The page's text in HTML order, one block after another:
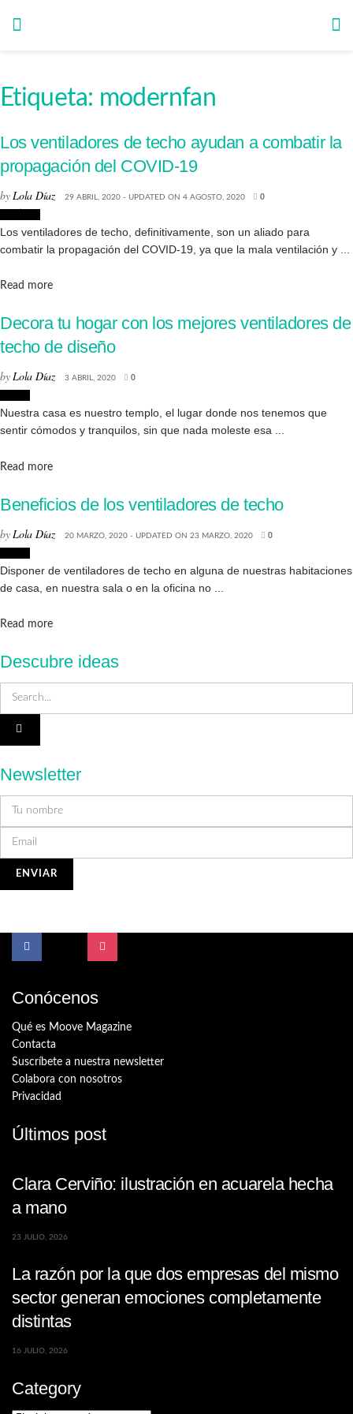
Etiqueta: modernfan
Los ventiladores de techo ayudan a combatir la
propagación del COVID-19
byLola Díaz 29 ABRIL, 2020 - UPDATED ON 4 AGOSTO, 2020 0
Los ventiladores de techo, definitivamente, son un aliado para
combatir la propagación del COVID-19, ya que la mala ventilación y ...
Read moreDetails
Decora tu hogar con los mejores ventiladores de
techo de diseño
byLola Díaz 3 ABRIL, 2020 0
Nuestra casa es nuestro templo, el lugar donde nos tenemos que
sentir cómodos y tranquilos, sin que nada moleste esa ...
Read moreDetails
Beneficios de los ventiladores de techo
by Lola Díaz 20 MARZO, 2020 - UPDATED ON 23 MARZO, 2020 0
Disponer de ventiladores de techo en alguna de nuestras habitaciones
de casa, en nuestra sala o en la oficina no ...
Read moreDetails
Descubre ideas
Newsletter
Conócenos
Qué es Moove Magazine
Contacta
Suscríbete a nuestra newsletter
Colabora con nosotros
Privacidad
Últimos post
Clara Cerviño: ilustración en acuarela hecha
a mano
23 JULIO, 2026
La razón por la que dos empresas del mismo
sector generan emociones completamente
distintas
16 JULIO, 2026
Category